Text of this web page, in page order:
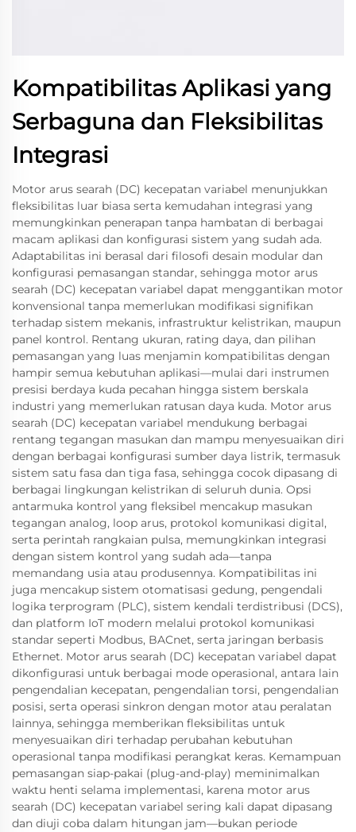
Kompatibilitas Aplikasi yang
Serbaguna dan Fleksibilitas
Integrasi
Motor arus searah (DC) kecepatan variabel menunjukkan
fleksibilitas luar biasa serta kemudahan integrasi yang
memungkinkan penerapan tanpa hambatan di berbagai
macam aplikasi dan konfigurasi sistem yang sudah ada.
Adaptabilitas ini berasal dari filosofi desain modular dan
konfigurasi pemasangan standar, sehingga motor arus
searah (DC) kecepatan variabel dapat menggantikan motor
konvensional tanpa memerlukan modifikasi signifikan
terhadap sistem mekanis, infrastruktur kelistrikan, maupun
panel kontrol. Rentang ukuran, rating daya, dan pilihan
pemasangan yang luas menjamin kompatibilitas dengan
hampir semua kebutuhan aplikasi—mulai dari instrumen
presisi berdaya kuda pecahan hingga sistem berskala
industri yang memerlukan ratusan daya kuda. Motor arus
searah (DC) kecepatan variabel mendukung berbagai
rentang tegangan masukan dan mampu menyesuaikan diri
dengan berbagai konfigurasi sumber daya listrik, termasuk
sistem satu fasa dan tiga fasa, sehingga cocok dipasang di
berbagai lingkungan kelistrikan di seluruh dunia. Opsi
antarmuka kontrol yang fleksibel mencakup masukan
tegangan analog, loop arus, protokol komunikasi digital,
serta perintah rangkaian pulsa, memungkinkan integrasi
dengan sistem kontrol yang sudah ada—tanpa
memandang usia atau produsennya. Kompatibilitas ini
juga mencakup sistem otomatisasi gedung, pengendali
logika terprogram (PLC), sistem kendali terdistribusi (DCS),
dan platform IoT modern melalui protokol komunikasi
standar seperti Modbus, BACnet, serta jaringan berbasis
Ethernet. Motor arus searah (DC) kecepatan variabel dapat
dikonfigurasi untuk berbagai mode operasional, antara lain
pengendalian kecepatan, pengendalian torsi, pengendalian
posisi, serta operasi sinkron dengan motor atau peralatan
lainnya, sehingga memberikan fleksibilitas untuk
menyesuaikan diri terhadap perubahan kebutuhan
operasional tanpa modifikasi perangkat keras. Kemampuan
pemasangan siap-pakai (plug-and-play) meminimalkan
waktu henti selama implementasi, karena motor arus
searah (DC) kecepatan variabel sering kali dapat dipasang
dan diuji coba dalam hitungan jam—bukan periode